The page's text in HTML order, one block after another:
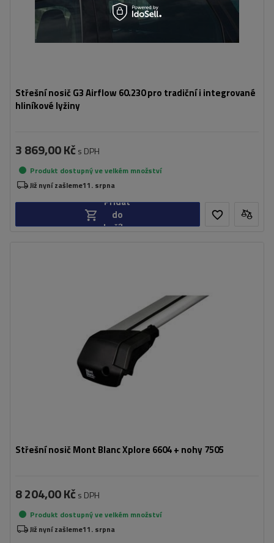
Střešní nosič G3 Airflow 60.230 pro tradiční i integrované
hliníkové lyžiny
3 869,00 Kč s DPH
Produkt dostupný ve velkém množství
Již nyní zašleme11. srpna
Přidat
do
košíku
Střešní nosič Mont Blanc Xplore 6604 + nohy 7505
8 204,00 Kč s DPH
Produkt dostupný ve velkém množství
Již nyní zašleme11. srpna